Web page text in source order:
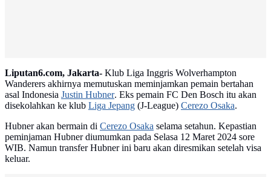
Liputan6.com, Jakarta- Klub Liga Inggris Wolverhampton
Wanderers akhirnya memutuskan meminjamkan pemain bertahan
asal Indonesia Justin Hubner. Eks pemain FC Den Bosch itu akan
disekolahkan ke klub Liga Jepang (J-League) Cerezo Osaka.
Hubner akan bermain di Cerezo Osaka selama setahun. Kepastian
peminjaman Hubner diumumkan pada Selasa 12 Maret 2024 sore
WIB. Namun transfer Hubner ini baru akan diresmikan setelah visa
keluar.